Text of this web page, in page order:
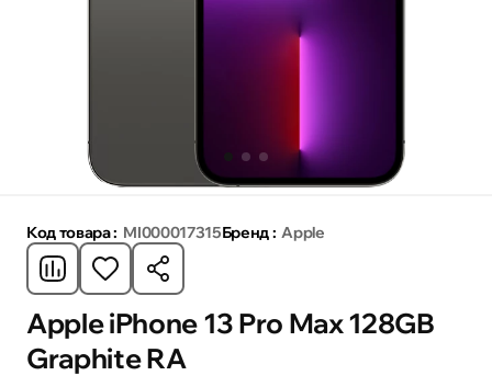
Код товара : MI000017315Бренд : Apple
Apple iPhone 13 Pro Max 128GB
Graphite RA